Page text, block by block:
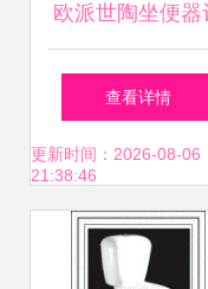
欧派世陶坐便器
测 品质卫浴的明
之选
查看详情
更新时间：2026-08-06
21:38:46